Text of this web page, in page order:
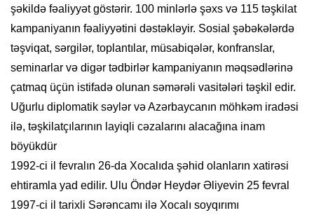
şəkildə fəaliyyət göstərir. 100 minlərlə şəxs və 115 təşkilat
kampaniyanın fəaliyyətini dəstəkləyir. Sosial şəbəkələrdə
təşviqat, sərgilər, toplantılar, müsabiqələr, konfranslar,
seminarlar və digər tədbirlər kampaniyanın məqsədlərinə
çatmaq üçün istifadə olunan səmərəli vasitələri təşkil edir.
Uğurlu diplomatik səylər və Azərbaycanın möhkəm iradəsi
ilə, təşkilatçılarının layiqli cəzalarını alacağına inam
böyükdür
1992-ci il fevralın 26-da Xocalıda şəhid olanların xatirəsi
ehtiramla yad edilir. Ulu Öndər Heydər Əliyevin 25 fevral
1997-ci il tarixli Sərəncamı ilə Xocalı soyqırımı